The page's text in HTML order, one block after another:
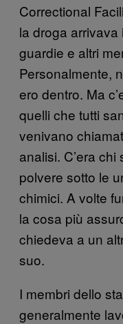
Correctional
la droga
guardie e altri
Personalmente,
ero dentro. Ma
quelli che tutti
venivano
analisi. C’era
polvere sotto le
chimici. A volte
la cosa più
chiedeva a un
suo.
I membri dello
generalmente